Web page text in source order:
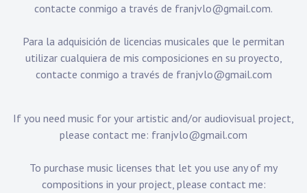
contacte conmigo a través de franjvlo@gmail.com.
Para la adquisición de licencias musicales que le permitan
utilizar cualquiera de mis composiciones en su proyecto,
contacte conmigo a través de franjvlo@gmail.com
If you need music for your artistic and/or audiovisual project,
please contact me: franjvlo@gmail.com
To purchase music licenses that let you use any of my
compositions in your project, please contact me: